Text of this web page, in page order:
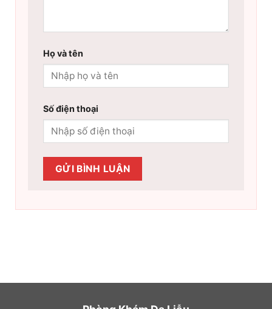
Họ và tên
Số điện thoại